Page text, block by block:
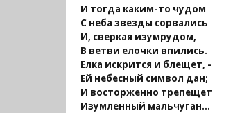
И тогда каким-то чудом
С неба звезды сорвались
И, сверкая изумрудом,
В ветви елочки впились.
Елка искрится и блещет, -
Ей небесный символ дан;
И восторженно трепещет
Изумленный мальчуган…